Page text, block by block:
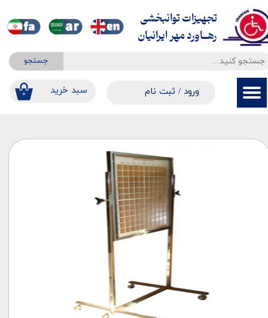
جستجو
۰ ​​سبد خرید ورود / ثبت نام
حساب کاربری من
سفارشات
خروج از حساب کاربری
تجهیزات توانبخشی
​​​​​​​رهــاورد مهر ایرانیان